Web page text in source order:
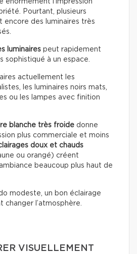
énormément l’impression
Pourtant, plusieurs
encore des luminaires très
luminaires peut rapidement
sophistiqué à un espace.
actuellement les
les luminaires noirs mats,
ou les lampes avec finition
blanche très froide donne
plus commerciale et moins
doux et chauds
ou orangé) créent
beaucoup plus haut de
modeste, un bon éclairage
l’atmosphère.
VISUELLEMENT